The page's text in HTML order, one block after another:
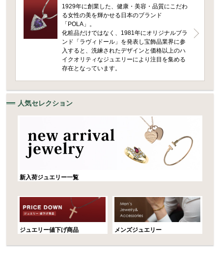
1929年に創業した、健康・美容・品質にこだわ
る女性の美を輝かせる日本のブランド
「POLA」。
化粧品だけではなく、1981年にオリジナルブラ
ンド「ラヴィドール」を発表し宝飾品業界に参
入すると、洗練されたデザインと価格以上のハ
イクオリティなジュエリーにより注目を集める
存在となっています。
人気セレクション
新入荷ジュエリー一覧
ジュエリー値下げ商品 メンズジュエリー